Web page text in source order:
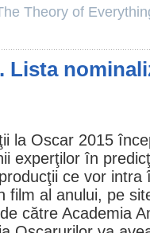
Theory of
Lista
la Oscar 2015
experţilor în
ce vor intra
film al anului, pe
către Academia